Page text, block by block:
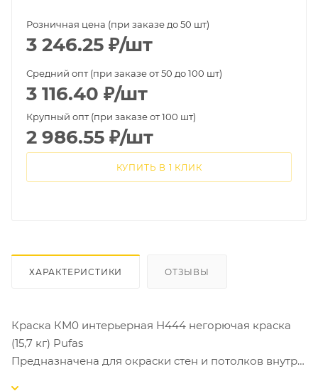
Розничная цена (при заказе до 50 шт)
3 246.25 ₽/шт
Средний опт (при заказе от 50 до 100 шт)
3 116.40 ₽/шт
Крупный опт (при заказе от 100 шт)
2 986.55 ₽/шт
КУПИТЬ В 1 КЛИК
ХАРАКТЕРИСТИКИ ОТЗЫВЫ
Краска КМ0 интерьерная Н444 негорючая краска
(15,7 кг) Pufas
Предназначена для окраски стен и потолков внутри